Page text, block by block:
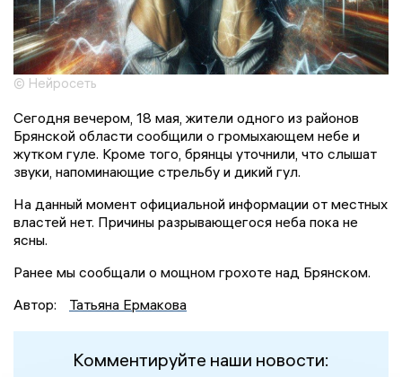
© Нейросеть
Сегодня вечером, 18 мая, жители одного из районов
Брянской области сообщили о громыхающем небе и
жутком гуле. Кроме того, брянцы уточнили, что слышат
звуки, напоминающие стрельбу и дикий гул.
На данный момент официальной информации от местных
властей нет. Причины разрывающегося неба пока не
ясны.
Ранее мы сообщали о мощном грохоте над Брянском.
Автор:
Татьяна Ермакова
Комментируйте наши новости: